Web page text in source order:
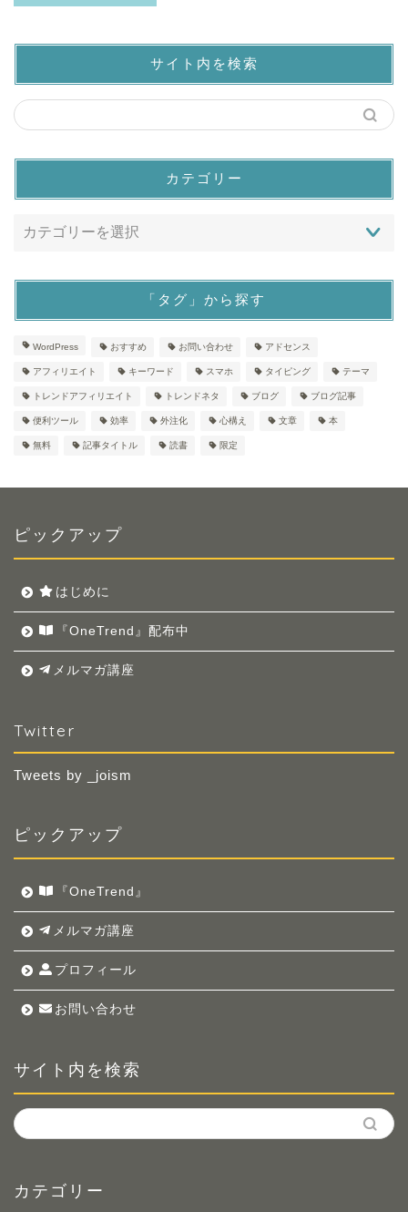
サイト内を検索
カテゴリー
「タグ」から探す
WordPress おすすめ お問い合わせ アドセンス
アフィリエイト キーワード スマホ タイピング テーマ
トレンドアフィリエイト トレンドネタ ブログ ブログ記事
便利ツール 効率 外注化 心構え 文章 本
無料 記事タイトル 読書 限定
ピックアップ
はじめに
『OneTrend』配布中
メルマガ講座
Twitter
Tweets by _joism
ピックアップ
『OneTrend』
メルマガ講座
プロフィール
お問い合わせ
サイト内を検索
カテゴリー